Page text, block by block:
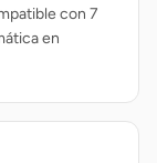
con 7
en